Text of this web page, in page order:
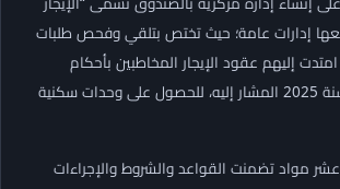
إدارات عامة؛ حيث تختص بتلقي وفحص طلبات
إليهم عقود الإيجار المخاطبين بأحكام
القانون رقم ١٦٤ لسنة 2025 المشار إليه، للحصول على وحدات سكنية
عشر مواد تضمنت القواعد والشروط والإجراءات